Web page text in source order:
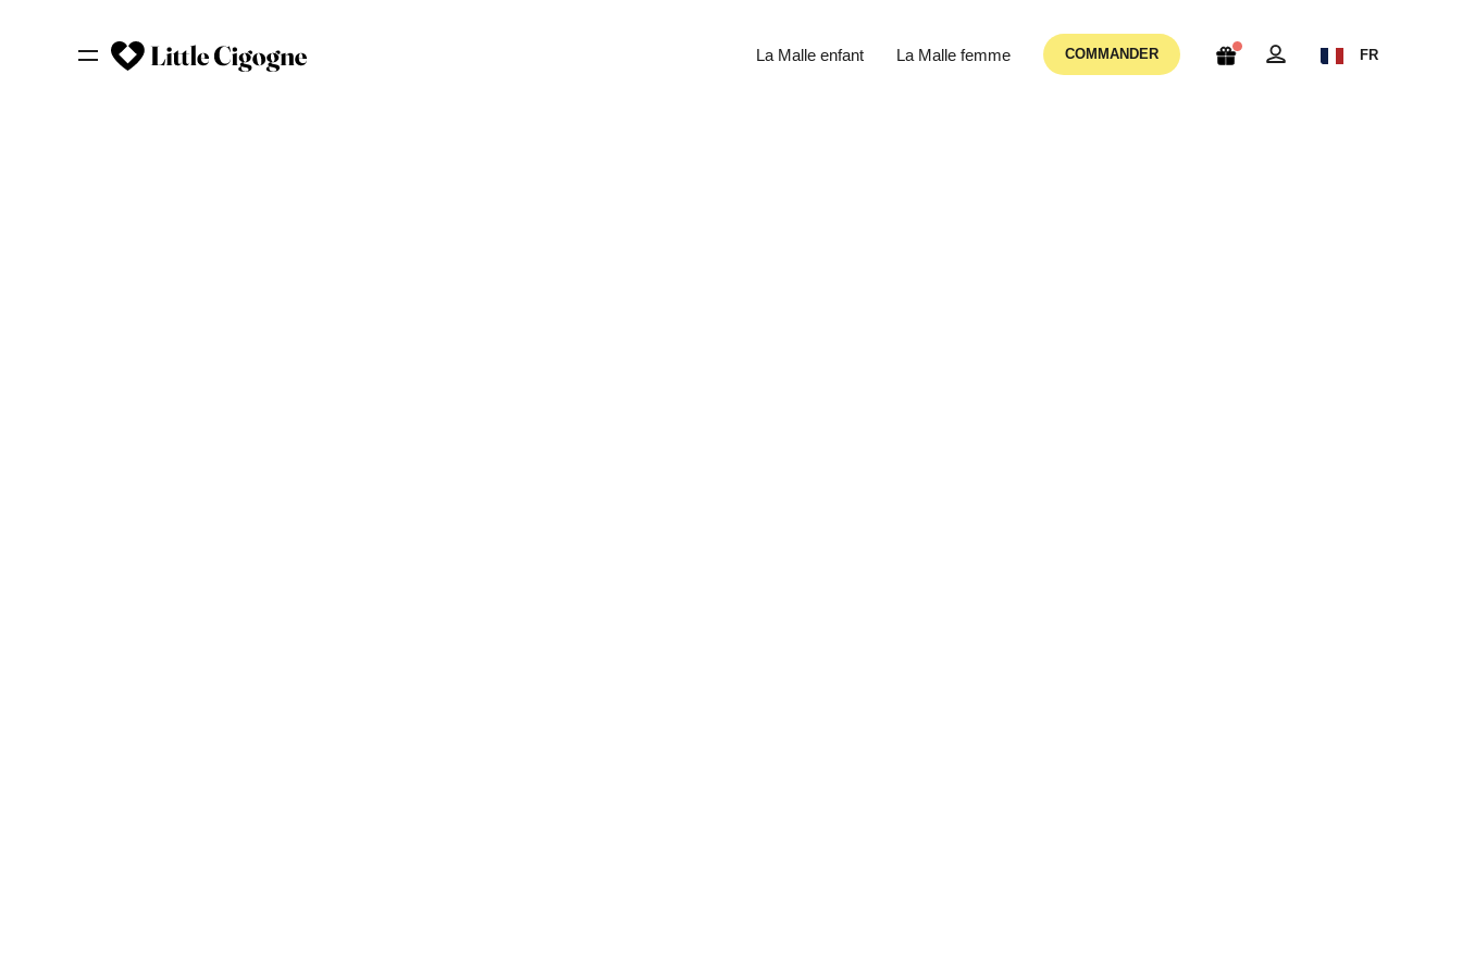
La Malle enfant La Malle femme COMMANDER FR